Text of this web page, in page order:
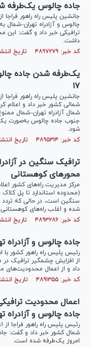
جاده چالوس یک‌طرفه
جانشین پلیس راه راهور
چالوس و آزادراه تهران–شمال
ترافیکی خبر داد و گفت: این
داشت.
کد خبر: ۴۸۹۷۲۷۹ تاریخ انتشار : ۱۴۰۵/۰۲/۲۳
یک‌طرفه شدن جاده
۱۷
جانشین پلیس راه راهور
جنوب جاده چالوس به‌صورت
شود.
کد خبر: ۴۸۹۵۳۱۴ تاریخ انتشار : ۱۴۰۵/۰۲/۱۲
ترافیک سنگین در
محور‌های کوهستانی
مرکز مدیریت راه‌های کشور
(محدوده استاندارد تا پل
سنگین است، در حالی که تردد
شده و اغلب راه‌های کوهستانی
کد خبر: ۴۸۹۳۲۸۶ تاریخ انتشار : ۱۴۰۵/۰۲/۰۱
جاده چالوس و
رئیس پلیس راه راهور کشور با
از افزایش چشمگیر ترافیک در
داد و از اعمال محدودیت‌های
کد خبر: ۴۸۹۱۳۵۵ تاریخ انتشار : ۱۴۰۵/۰۱/۲۱
اعمال محدودیت
جاده چالوس و
رئیس پلیس راه راهور فراجا
امروز یک‌طرفه شده است.